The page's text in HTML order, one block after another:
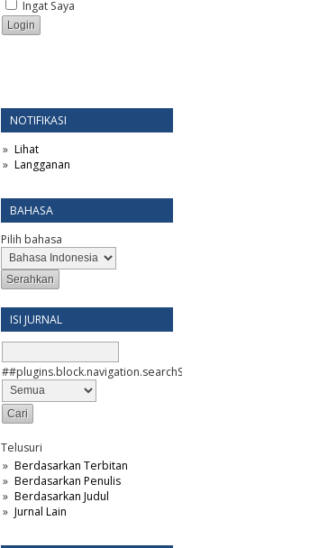
Ingat Saya
NOTIFIKASI
Lihat
Langganan
BAHASA
Pilih bahasa
ISI JURNAL
##plugins.block.navigation.searchScope##
Telusuri
Berdasarkan Terbitan
Berdasarkan Penulis
Berdasarkan Judul
Jurnal Lain